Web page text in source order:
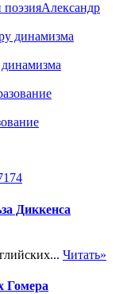
Александр
Диккенса
Читать»
Гомера